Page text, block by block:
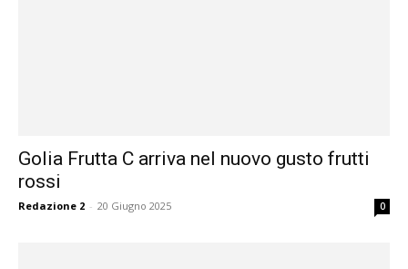
Golia Frutta C arriva nel nuovo gusto frutti
rossi
Redazione 2 - 20 Giugno 2025 0